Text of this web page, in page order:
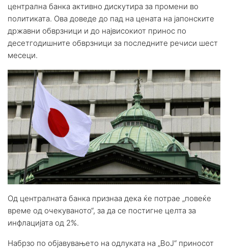
централна банка активно дискутира за промени во
политиката. Ова доведе до пад на цената на јапонските
државни обврзници и до највисокиот принос по
десетгодишните обврзници за последните речиси шест
месеци.
Од централната банка признаа дека ќе потрае „повеќе
време од очекуваното“, за да се постигне целта за
инфлацијата од 2%.
Набрзо по објавувањето на одлуката на „ВоЈ“ приносот